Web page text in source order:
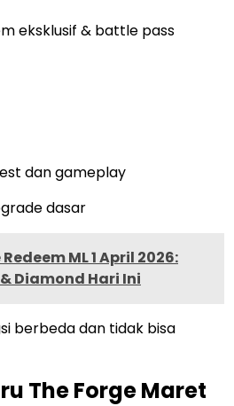
eksklusif & battle pass
dan gameplay
dasar
ML 1 April 2026:
Diamond Hari Ini
berbeda dan tidak bisa
The Forge Maret